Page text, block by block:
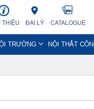
THIỆU ĐẠI LÝ CATALOGUE
TRƯỜNG NỘI THẤT